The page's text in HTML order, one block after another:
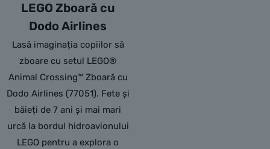
LEGO Zboară cu
Dodo Airlines
Lasă imaginația copiilor să
zboare cu setul LEGO®
Animal Crossing™ Zboară cu
Dodo Airlines (77051). Fete și
băieți de 7 ani și mai mari
urcă la bordul hidroavionului
LEGO pentru a explora o